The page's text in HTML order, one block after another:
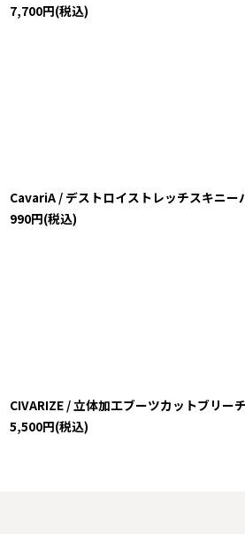
7,700円(税込)
CavariA / デストロイストレッチスキニ
990円(税込)
CIVARIZE / 立体加工ブーツカットブリ
5,500円(税込)